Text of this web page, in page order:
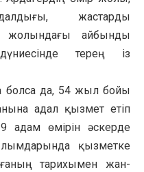
жастарды
жолындағы айбынды
терең із
болса да, 54 жыл бойы
адал қызмет етіп
адам өмірін әскерде
қызметке
тарихымен жан-